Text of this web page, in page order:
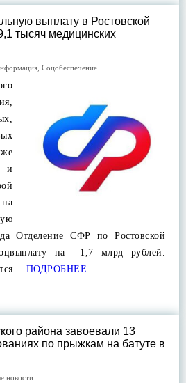
выплату в Ростовской
тысяч медицинских
Соцобеспечение
и
Отделение СФР по Ростовской
на 1,7 млрд рублей.
ПОДРОБНЕЕ
района завоевали 13
по прыжкам на батуте в
новости